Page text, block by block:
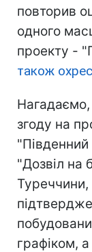
повторив
одного
проекту -
також
згоду на
"Південний
"Дозвіл на
графіком,